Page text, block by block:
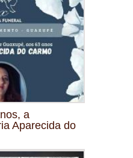
a
Aparecida do